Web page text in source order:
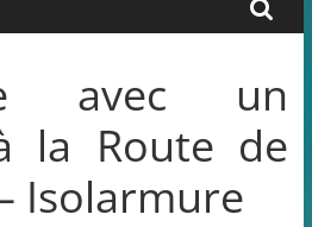
avec un
la Route de
Isolarmure